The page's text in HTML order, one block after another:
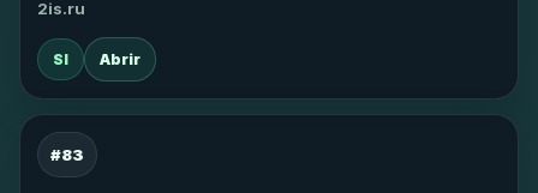
2is.ru
SI Abrir
#83